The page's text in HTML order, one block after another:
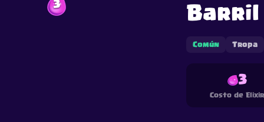
3 Barril
Común Tropa
3
Costo de Elixir
This content is not
is not responsible for